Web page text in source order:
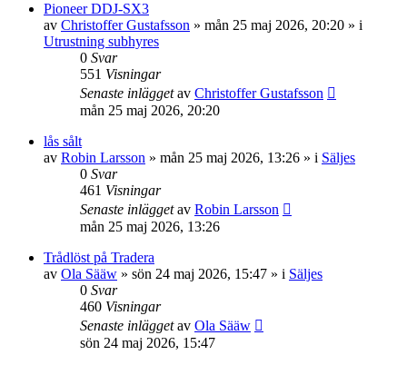
Pioneer DDJ-SX3
av Christoffer Gustafsson » mån 25 maj 2026, 20:20 » i
Utrustning subhyres
0 Svar
551 Visningar
Senaste inläggetav Christoffer Gustafsson
mån 25 maj 2026, 20:20
lås sålt
av Robin Larsson » mån 25 maj 2026, 13:26 » i Säljes
0 Svar
461 Visningar
Senaste inläggetav Robin Larsson
mån 25 maj 2026, 13:26
Trådlöst på Tradera
av Ola Sääw » sön 24 maj 2026, 15:47 » i Säljes
0 Svar
460 Visningar
Senaste inläggetav Ola Sääw
sön 24 maj 2026, 15:47